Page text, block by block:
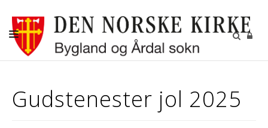
KYRKJER
Gudstenester jol 2025